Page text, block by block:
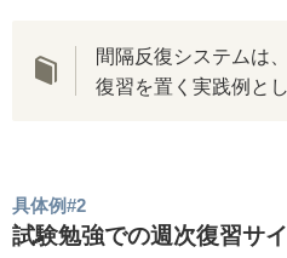
間隔反復システムは
復習を置く実践例と
具体例#2
試験勉強での週次復習サ